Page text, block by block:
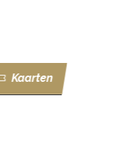
Kaarten